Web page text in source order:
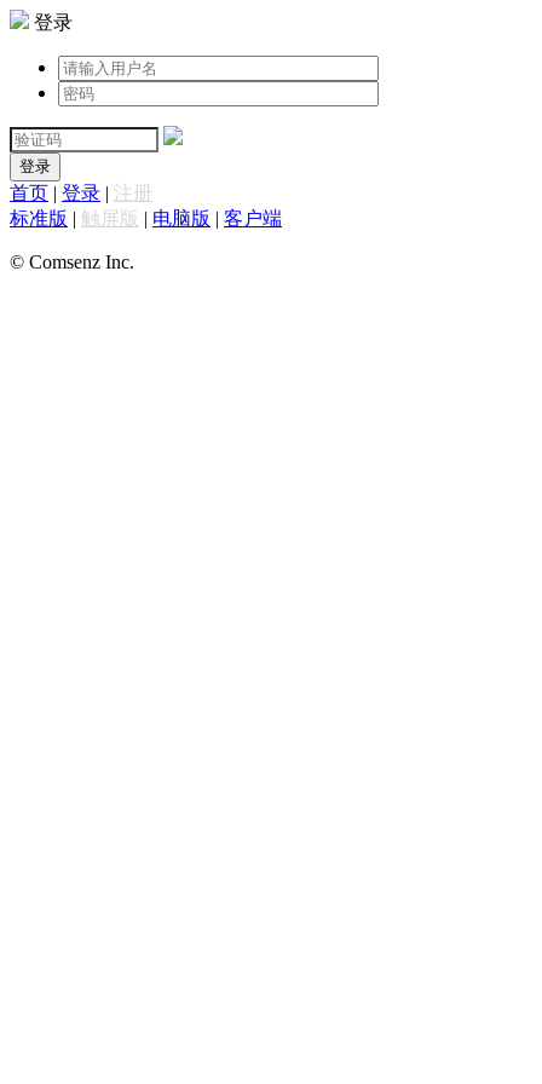
登录
登录
首页 | 登录 | 注册
标准版 | 触屏版 | 电脑版 | 客户端
© Comsenz Inc.